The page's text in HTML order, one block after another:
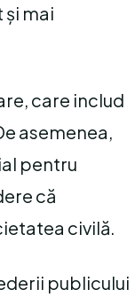
mai
care includ
asemenea,
pentru
că
civilă.
publicului